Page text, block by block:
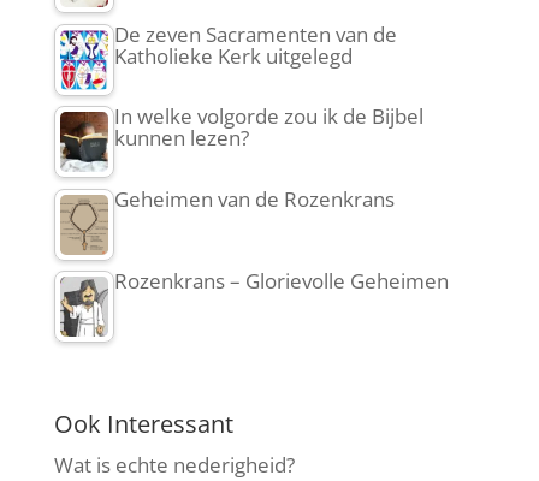
De zeven Sacramenten van de
Katholieke Kerk uitgelegd
In welke volgorde zou ik de Bijbel
kunnen lezen?
Geheimen van de Rozenkrans
Rozenkrans – Glorievolle Geheimen
Ook Interessant
Wat is echte nederigheid?